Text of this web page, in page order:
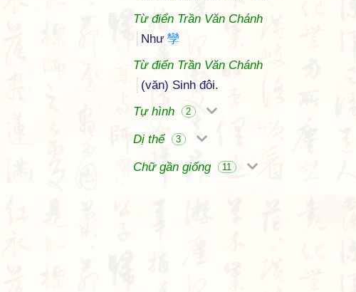
Từ điển Trần Văn Chánh
Như 孿
Từ điển Trần Văn Chánh
(văn) Sinh đôi.
Tự hình
2
Dị thể 3
Chữ gần giống 11